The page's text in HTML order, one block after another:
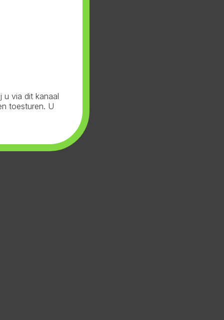
u via dit kanaal
toesturen. U